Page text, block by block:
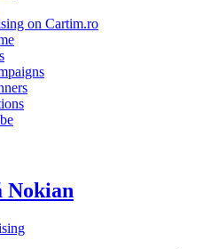
on Cartim.ro
Nokian